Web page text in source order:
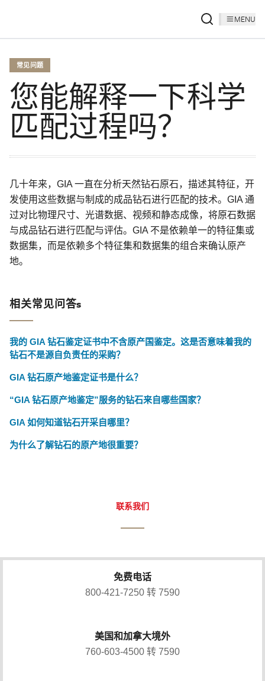
MENU
常见问题
您能解释一下科学
匹配过程吗？
几十年来，GIA 一直在分析天然钻石原石，描述其特征，开
发使用这些数据与制成的成品钻石进行匹配的技术。GIA 通
过对比物理尺寸、光谱数据、视频和静态成像，将原石数据
与成品钻石进行匹配与评估。GIA 不是依赖单一的特征集或
数据集，而是依赖多个特征集和数据集的组合来确认原产
地。
相关常见问答s
我的 GIA 钻石鉴定证书中不含原产国鉴定。这是否意味着我的
钻石不是源自负责任的采购？
GIA 钻石原产地鉴定证书是什么？
“GIA 钻石原产地鉴定”服务的钻石来自哪些国家？
GIA 如何知道钻石开采自哪里？
为什么了解钻石的原产地很重要？
联系我们
免费电话
800-421-7250 转 7590
美国和加拿大境外
760-603-4500 转 7590